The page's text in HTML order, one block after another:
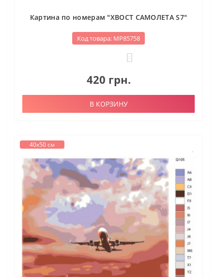
Картина по номерам "ХВОСТ САМОЛЕТА S7"
Код товара: МР85758
420 грн.
В КОРЗИНУ
40х50 см